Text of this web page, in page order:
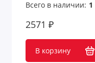
Всего в наличии: 1
2571 ₽
В корзину